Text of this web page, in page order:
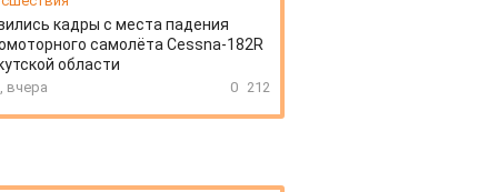
кадры с места падения
самолёта Cessna-182R
области
вчера 0 212